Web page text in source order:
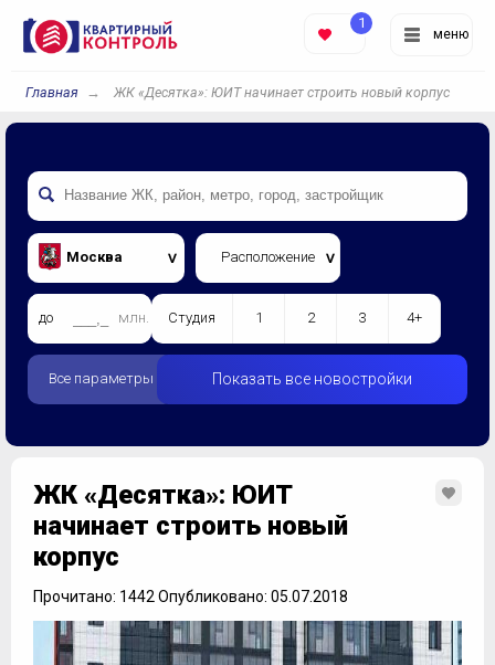
меню
1
Главная ЖК «Десятка»: ЮИТ начинает строить новый корпус
Москва Расположение
до млн. Студия 1 2 3 4+
Все параметры Показать все новостройки
ЖК «Десятка»: ЮИТ
начинает строить новый
корпус
Прочитано: 1442 Опубликовано: 05.07.2018